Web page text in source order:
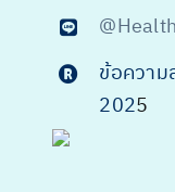
ข้อควา
2025